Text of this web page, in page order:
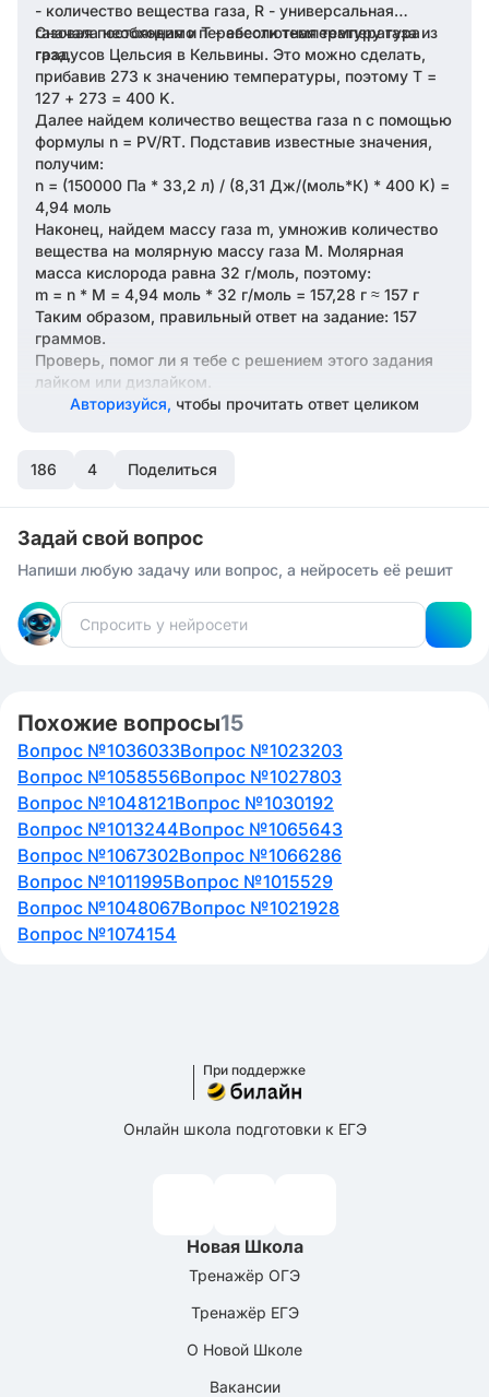
- количество вещества газа, R - универсальная
газовая постоянная и T - абсолютная температура
газа.
Сначала необходимо перевести температуру газа из
градусов Цельсия в Кельвины. Это можно сделать,
прибавив 273 к значению температуры, поэтому T =
127 + 273 = 400 K.
Далее найдем количество вещества газа n с помощью
формулы n = PV/RT. Подставив известные значения,
получим:
n = (150000 Па * 33,2 л) / (8,31 Дж/(моль*К) * 400 K) =
4,94 моль
Наконец, найдем массу газа m, умножив количество
вещества на молярную массу газа M. Молярная
масса кислорода равна 32 г/моль, поэтому:
m = n * M = 4,94 моль * 32 г/моль = 157,28 г ≈ 157 г
Таким образом, правильный ответ на задание: 157
граммов.
Проверь, помог ли я тебе с решением этого задания
лайком или дизлайком.
Авторизуйся, чтобы прочитать ответ целиком
186 4 Поделиться
Задай свой вопрос
Напиши любую задачу или вопрос, а нейросеть её решит
Похожие вопросы15
Вопрос №1036033Вопрос №1023203
Вопрос №1058556Вопрос №1027803
Вопрос №1048121Вопрос №1030192
Вопрос №1013244Вопрос №1065643
Вопрос №1067302Вопрос №1066286
Вопрос №1011995Вопрос №1015529
Вопрос №1048067Вопрос №1021928
Вопрос №1074154
При поддержке
Онлайн школа подготовки к ЕГЭ
Новая Школа
Тренажёр ОГЭ
Тренажёр ЕГЭ
О Новой Школе
Вакансии